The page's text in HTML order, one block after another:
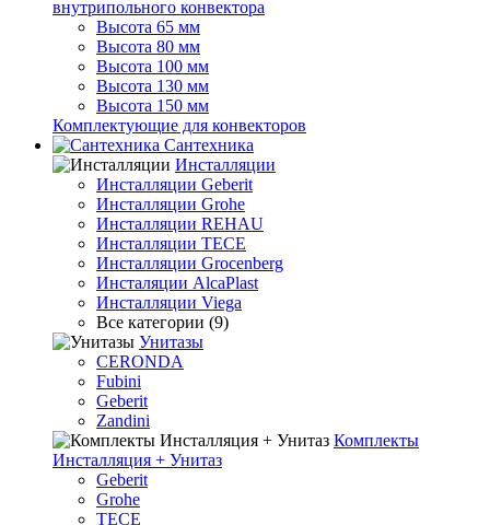
внутрипольного конвектора
Высота 65 мм
Высота 80 мм
Высота 100 мм
Высота 130 мм
Высота 150 мм
Комплектующие для конвекторов
Сантехника
Инсталляции
Инсталляции Geberit
Инсталляции Grohe
Инсталляции REHAU
Инсталляции TECE
Инсталляции Grocenberg
Инсталяции AlcaPlast
Инсталляции Viega
Все категории (9)
Унитазы
CERONDA
Fubini
Geberit
Zandini
Комплекты
Инсталляция + Унитаз
Geberit
Grohe
TECE